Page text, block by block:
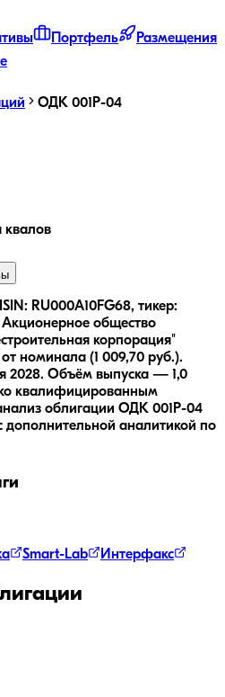
Портфель
Размещения
ОДК 001P-04
квалов
RU000A10FG68, тикер:
Акционерное общество
корпорация"
от номинала (1 009,70 руб.).
2028. Объём выпуска — 1,0
квалифицированным
облигации ОДК 001P-04
дополнительной аналитикой по
Smart-Lab Интерфакс